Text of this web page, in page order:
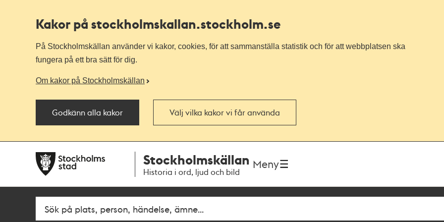
Kakor på stockholmskallan.stockholm.se
På Stockholmskällan använder vi kakor, cookies, för att sammanställa statistik och för att webbplatsen ska
fungera på ett bra sätt för dig.
Om kakor på Stockholmskällan
Godkänn alla kakor Välj vilka kakor vi får använda
navigationen
huvudinnehållet
Stockholmskällan
Historia i ord, ljud och bild
Meny
SökFritextsök